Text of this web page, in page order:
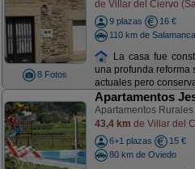
8 Fotos
de Villar del Ciervo
9 plazas
16 €
110 km de Salamanca
La casa fue
una profunda reforma
actuales pero
Apartamentos
Apartamentos Rurales
43,4 km de Villar del
6+1 plazas
15 €
80 km de Oviedo